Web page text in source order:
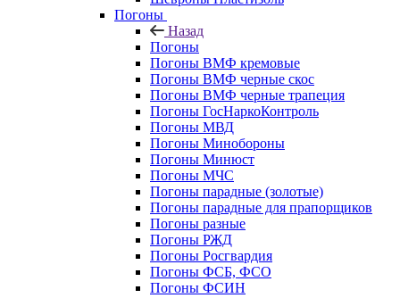
Погоны
Назад
Погоны
Погоны ВМФ кремовые
Погоны ВМФ черные скос
Погоны ВМФ черные трапеция
Погоны ГосНаркоКонтроль
Погоны МВД
Погоны Минобороны
Погоны Минюст
Погоны МЧС
Погоны парадные (золотые)
Погоны парадные для прапорщиков
Погоны разные
Погоны РЖД
Погоны Росгвардия
Погоны ФСБ, ФСО
Погоны ФСИН